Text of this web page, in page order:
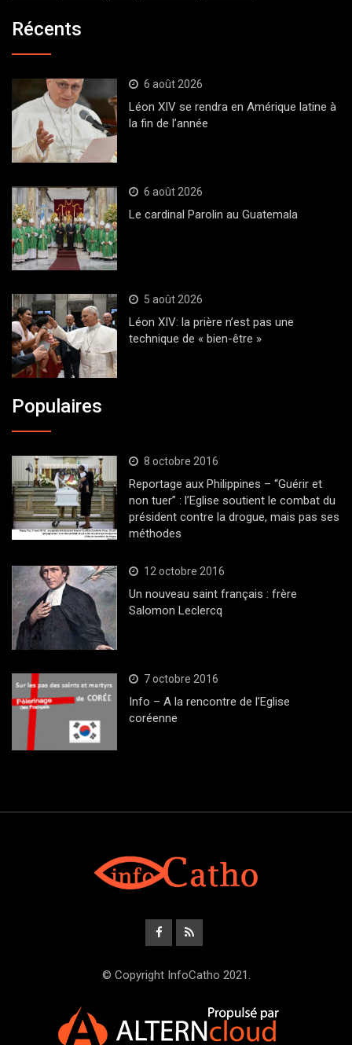
Récents
6 août 2026
Léon XIV se rendra en Amérique latine à
la fin de l’année
6 août 2026
Le cardinal Parolin au Guatemala
5 août 2026
Léon XIV: la prière n’est pas une
technique de « bien-être »
Populaires
8 octobre 2016
Reportage aux Philippines – “Guérir et
non tuer” : l’Eglise soutient le combat du
président contre la drogue, mais pas ses
méthodes
12 octobre 2016
Un nouveau saint français : frère
Salomon Leclercq
7 octobre 2016
Info – A la rencontre de l’Eglise
coréenne
© Copyright InfoCatho 2021.